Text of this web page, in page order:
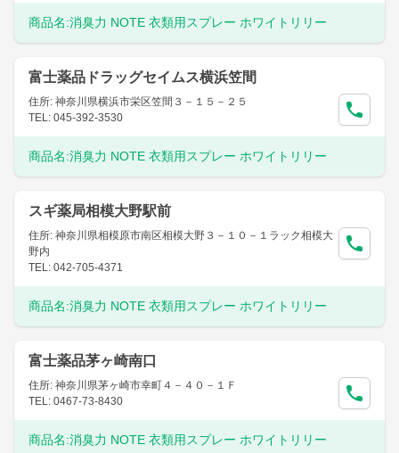
商品名:消臭力 NOTE 衣類用スプレー ホワイトリリー
富士薬品ドラッグセイムス横浜笠間
住所: 神奈川県横浜市栄区笠間３－１５－２５
TEL: 045-392-3530
商品名:消臭力 NOTE 衣類用スプレー ホワイトリリー
スギ薬局相模大野駅前
住所: 神奈川県相模原市南区相模大野３－１０－１ラック相模大
野内
TEL: 042-705-4371
商品名:消臭力 NOTE 衣類用スプレー ホワイトリリー
富士薬品茅ヶ崎南口
住所: 神奈川県茅ヶ崎市幸町４－４０－１Ｆ
TEL: 0467-73-8430
商品名:消臭力 NOTE 衣類用スプレー ホワイトリリー